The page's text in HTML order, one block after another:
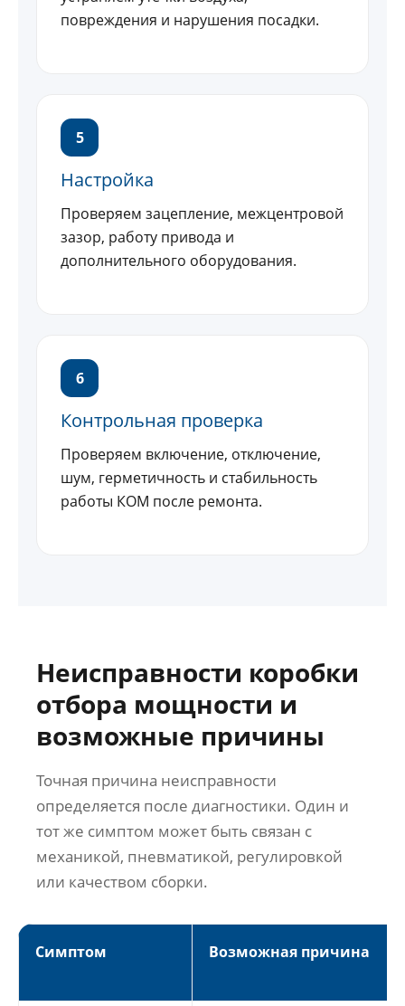
повреждения и нарушения посадки.
5
Настройка
Проверяем зацепление, межцентровой
зазор, работу привода и
дополнительного оборудования.
6
Контрольная проверка
Проверяем включение, отключение,
шум, герметичность и стабильность
работы КОМ после ремонта.
Неисправности коробки
отбора мощности и
возможные причины
Точная причина неисправности
определяется после диагностики. Один и
тот же симптом может быть связан с
механикой, пневматикой, регулировкой
или качеством сборки.
Симптом Возможная причина